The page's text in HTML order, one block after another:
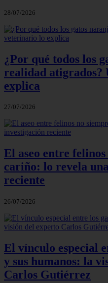
28/07/2026
¿Por qué todos los
realidad atigrados?
explica
27/07/2026
El aseo entre
cariño: lo revela
reciente
26/07/2026
El vínculo especial
y sus humanos: la
Carlos Gutiérrez